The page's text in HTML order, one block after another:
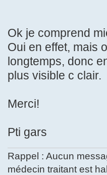
Ok je comprend
Oui en effet, mais
longtemps, donc
plus visible c clair.
Merci!
Pti gars
Rappel : Aucun
médecin traitant est